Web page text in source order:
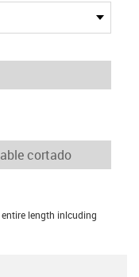
entire length inlcuding